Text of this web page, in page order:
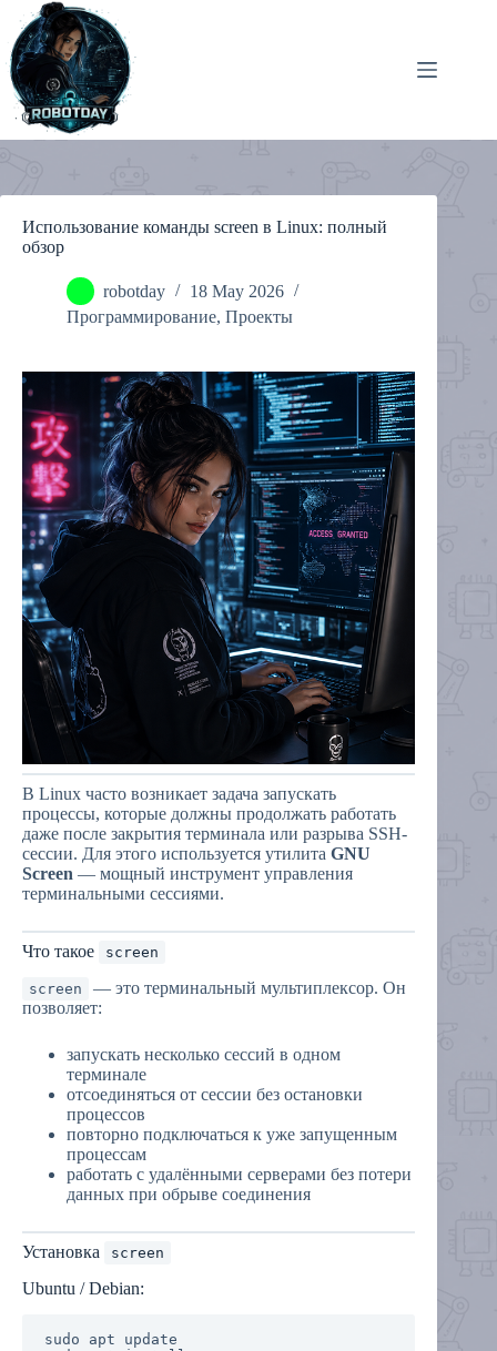
content
Использование команды screen в Linux: полный
обзор
robotday
18 May 2026
Программирование, Проекты
В Linux часто возникает задача запускать
процессы, которые должны продолжать работать
даже после закрытия терминала или разрыва SSH-
сессии. Для этого используется утилита GNU
Screen — мощный инструмент управления
терминальными сессиями.
Что такое screen
screen
— это терминальный мультиплексор. Он
позволяет:
запускать несколько сессий в одном
терминале
отсоединяться от сессии без остановки
процессов
повторно подключаться к уже запущенным
процессам
работать с удалёнными серверами без потери
данных при обрыве соединения
Установка screen
Ubuntu / Debian:
sudo apt update